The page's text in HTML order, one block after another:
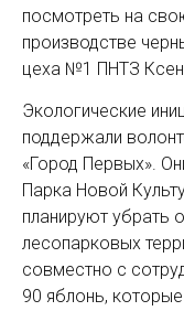
посмотреть на
производстве
цеха №1 ПНТЗ
Экологические
поддержали
«Город Первых».
Парка Новой
планируют убрать
лесопарковых
совместно с
90 яблонь,